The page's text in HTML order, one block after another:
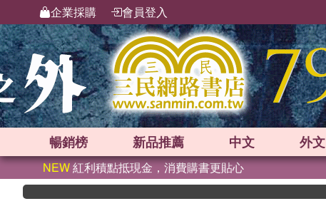
企業採購 會員登入
暢銷榜 新品推薦 中文 外文
NEW紅利積點抵現金，消費購書更貼心